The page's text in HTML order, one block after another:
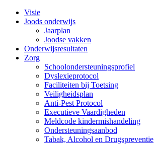
Visie
Joods onderwijs
Jaarplan
Joodse vakken
Onderwijsresultaten
Zorg
Schoolondersteuningsprofiel
Dyslexieprotocol
Faciliteiten bij Toetsing
Veiligheidsplan
Anti-Pest Protocol
Executieve Vaardigheden
Meldcode kindermishandeling
Ondersteuningsaanbod
Tabak, Alcohol en Drugspreventie